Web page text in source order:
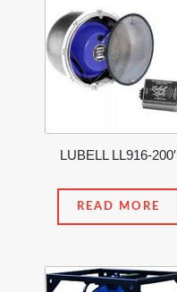
LUBELL LL916-200′
READ MORE